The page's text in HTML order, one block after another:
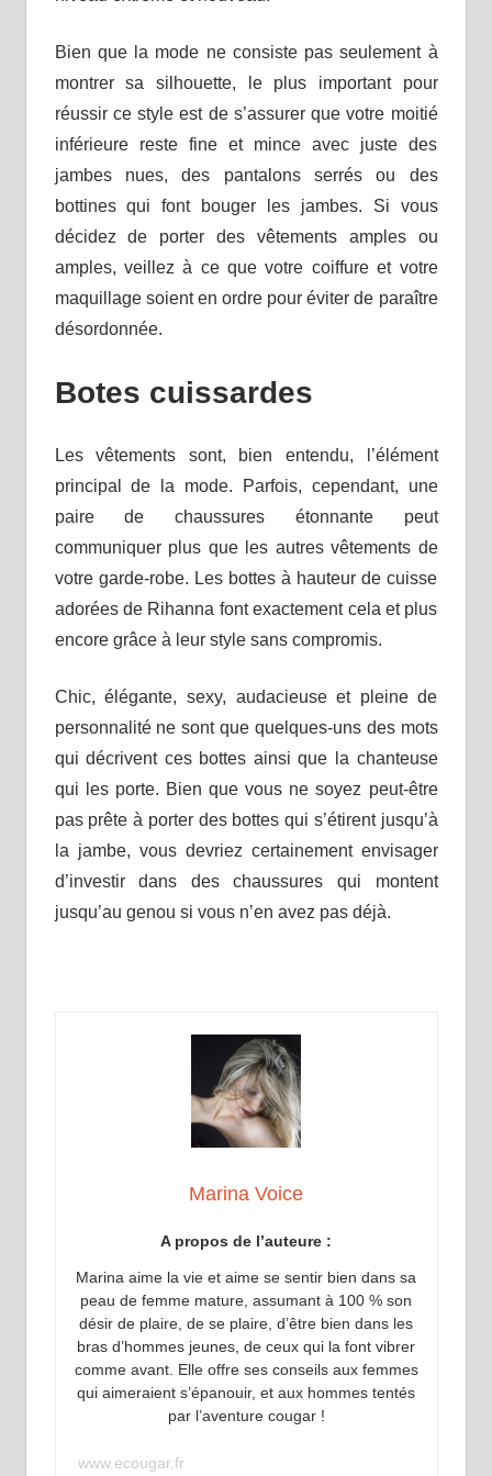
Bien que la mode ne consiste pas seulement à
montrer sa silhouette, le plus important pour
réussir ce style est de s’assurer que votre moitié
inférieure reste fine et mince avec juste des
jambes nues, des pantalons serrés ou des
bottines qui font bouger les jambes. Si vous
décidez de porter des vêtements amples ou
amples, veillez à ce que votre coiffure et votre
maquillage soient en ordre pour éviter de paraître
désordonnée.
Botes cuissardes
Les vêtements sont, bien entendu, l’élément
principal de la mode. Parfois, cependant, une
paire de chaussures étonnante peut
communiquer plus que les autres vêtements de
votre garde-robe. Les bottes à hauteur de cuisse
adorées de Rihanna font exactement cela et plus
encore grâce à leur style sans compromis.
Chic, élégante, sexy, audacieuse et pleine de
personnalité ne sont que quelques-uns des mots
qui décrivent ces bottes ainsi que la chanteuse
qui les porte. Bien que vous ne soyez peut-être
pas prête à porter des bottes qui s’étirent jusqu’à
la jambe, vous devriez certainement envisager
d’investir dans des chaussures qui montent
jusqu’au genou si vous n’en avez pas déjà.
Marina Voice
A propos de l’auteure :
Marina aime la vie et aime se sentir bien dans sa
peau de femme mature, assumant à 100 % son
désir de plaire, de se plaire, d’être bien dans les
bras d’hommes jeunes, de ceux qui la font vibrer
comme avant. Elle offre ses conseils aux femmes
qui aimeraient s’épanouir, et aux hommes tentés
par l’aventure cougar !
www.ecougar.fr